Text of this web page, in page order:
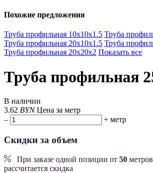
Похожие предложения
Труба профильная 10х10х1.5 Труба
Труба профильная 20х10х1.5 Труба
Труба профильная 20х20х2 Показать все
Труба профильная
В наличии
3.62 BYN Цена за метр
–
+ метр
Скидки за объем
При заказе одной позиции от 50
рассчитается скидка